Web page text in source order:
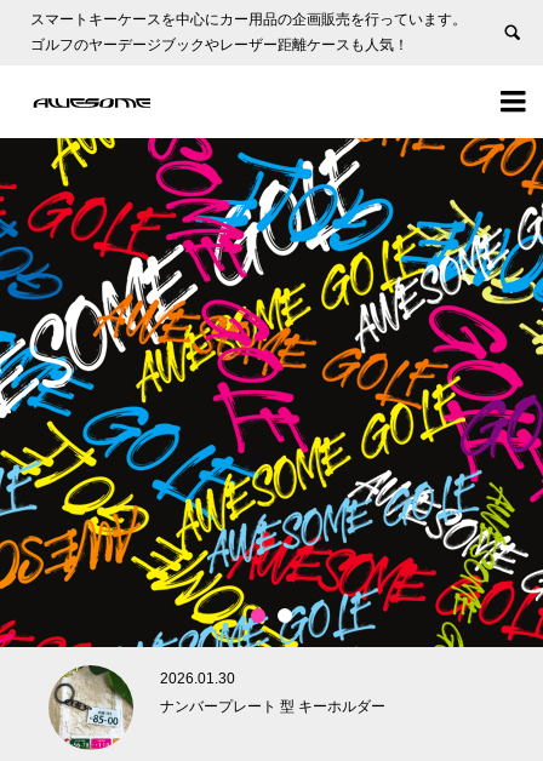
スマートキーケースを中心にカー用品の企画販売を行っています。
ゴルフのヤーデージブックやレーザー距離ケースも人気！


1 2
2026.01.30
ナンバープレート 型 キーホルダー